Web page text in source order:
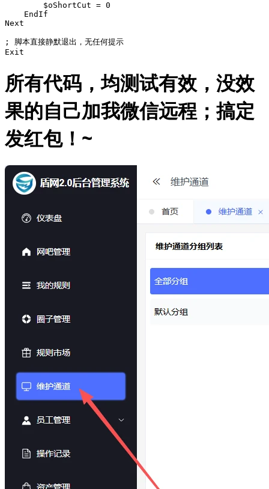
        $oShortCut = 0
    EndIf
Next
; 脚本直接静默退出，无任何提示
Exit
所有代码，均测试有效，没效
果的自己加我微信远程；搞定
发红包！~